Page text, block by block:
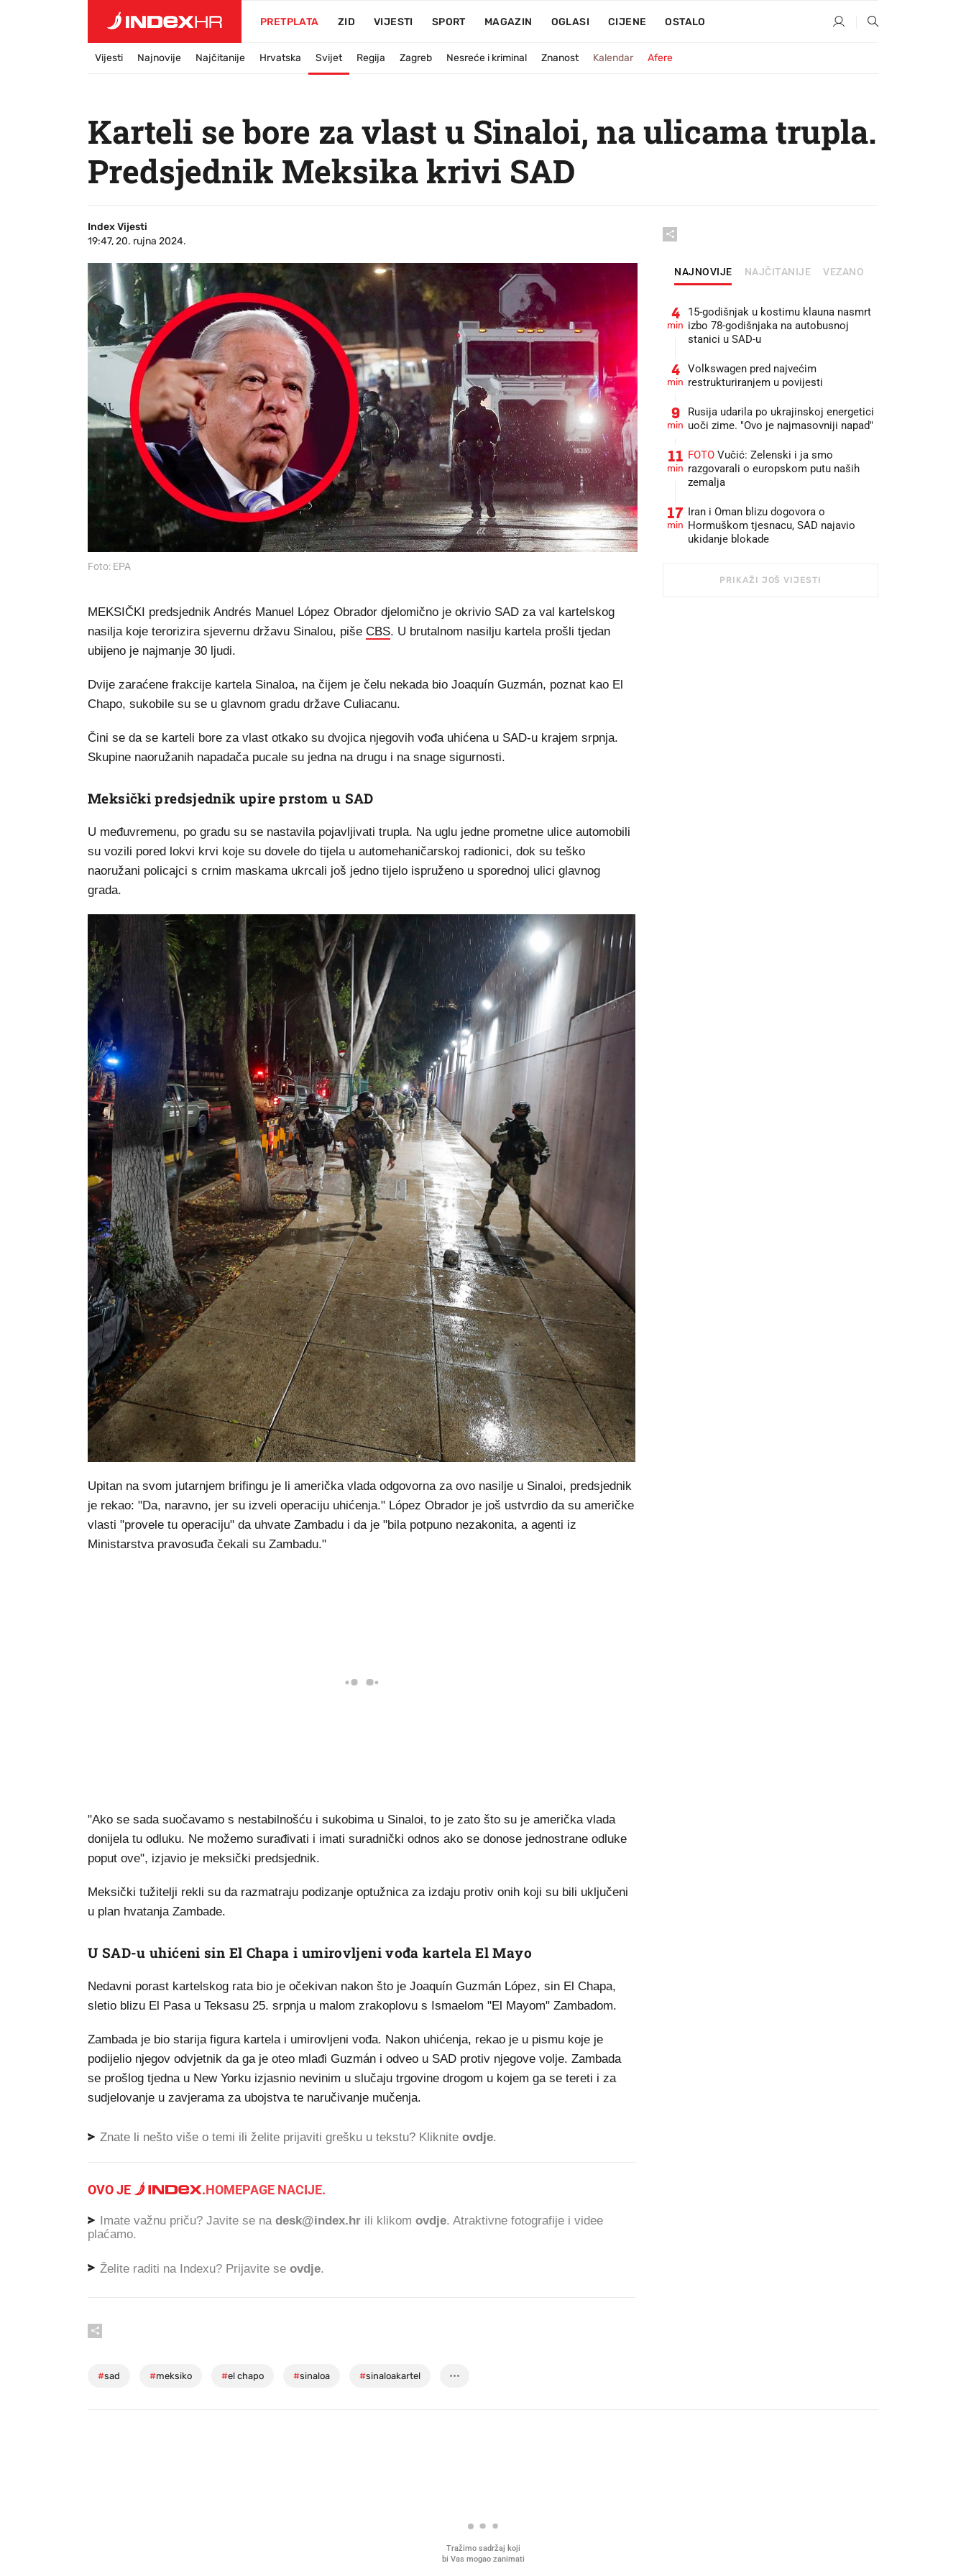
PRETPLATA ZID VIJESTI SPORT MAGAZIN OGLASI CIJENE OSTALO
Vijesti Najnovije Najčitanije Hrvatska Svijet Regija Zagreb Nesreće i kriminal Znanost Kalendar Afere
Karteli se bore za vlast u Sinaloi, na ulicama trupla.
Predsjednik Meksika krivi SAD
Index Vijesti
19:47, 20. rujna 2024.
Foto: EPA
MEKSIČKI predsjednik Andrés Manuel López Obrador djelomično je okrivio SAD za val kartelskog
nasilja koje terorizira sjevernu državu Sinalou, piše CBS. U brutalnom nasilju kartela prošli tjedan
ubijeno je najmanje 30 ljudi.
Dvije zaraćene frakcije kartela Sinaloa, na čijem je čelu nekada bio Joaquín Guzmán, poznat kao El
Chapo, sukobile su se u glavnom gradu države Culiacanu.
Čini se da se karteli bore za vlast otkako su dvojica njegovih vođa uhićena u SAD-u krajem srpnja.
Skupine naoružanih napadača pucale su jedna na drugu i na snage sigurnosti.
Meksički predsjednik upire prstom u SAD
U međuvremenu, po gradu su se nastavila pojavljivati trupla. Na uglu jedne prometne ulice automobili
su vozili pored lokvi krvi koje su dovele do tijela u automehaničarskoj radionici, dok su teško
naoružani policajci s crnim maskama ukrcali još jedno tijelo ispruženo u sporednoj ulici glavnog
grada.
Upitan na svom jutarnjem brifingu je li američka vlada odgovorna za ovo nasilje u Sinaloi, predsjednik
je rekao: "Da, naravno, jer su izveli operaciju uhićenja." López Obrador je još ustvrdio da su američke
vlasti "provele tu operaciju" da uhvate Zambadu i da je "bila potpuno nezakonita, a agenti iz
Ministarstva pravosuđa čekali su Zambadu."
"Ako se sada suočavamo s nestabilnošću i sukobima u Sinaloi, to je zato što su je američka vlada
donijela tu odluku. Ne možemo surađivati i imati suradnički odnos ako se donose jednostrane odluke
poput ove", izjavio je meksički predsjednik.
Meksički tužitelji rekli su da razmatraju podizanje optužnica za izdaju protiv onih koji su bili uključeni
u plan hvatanja Zambade.
U SAD-u uhićeni sin El Chapa i umirovljeni vođa kartela El Mayo
Nedavni porast kartelskog rata bio je očekivan nakon što je Joaquín Guzmán López, sin El Chapa,
sletio blizu El Pasa u Teksasu 25. srpnja u malom zrakoplovu s Ismaelom "El Mayom" Zambadom.
Zambada je bio starija figura kartela i umirovljeni vođa. Nakon uhićenja, rekao je u pismu koje je
podijelio njegov odvjetnik da ga je oteo mlađi Guzmán i odveo u SAD protiv njegove volje. Zambada
se prošlog tjedna u New Yorku izjasnio nevinim u slučaju trgovine drogom u kojem ga se tereti i za
sudjelovanje u zavjerama za ubojstva te naručivanje mučenja.
Znate li nešto više o temi ili želite prijaviti grešku u tekstu? Kliknite ovdje.
OVO JE .HOMEPAGE NACIJE.
Imate važnu priču? Javite se na desk@index.hr ili klikom ovdje. Atraktivne fotografije i videe
plaćamo.
Želite raditi na Indexu? Prijavite se ovdje.
#sad #meksiko #el chapo #sinaloa #sinaloakartel
NAJNOVIJE NAJČITANIJE VEZANO
4
min
15-godišnjak u kostimu klauna nasmrt
izbo 78-godišnjaka na autobusnoj
stanici u SAD-u
4
min
Volkswagen pred najvećim
restrukturiranjem u povijesti
9
min
Rusija udarila po ukrajinskoj energetici
uoči zime. "Ovo je najmasovniji napad"
11
min
FOTO Vučić: Zelenski i ja smo
razgovarali o europskom putu naših
zemalja
17
min
Iran i Oman blizu dogovora o
Hormuškom tjesnacu, SAD najavio
ukidanje blokade
PRIKAŽI JOŠ VIJESTI
Tražimo sadržaj koji
bi Vas mogao zanimati